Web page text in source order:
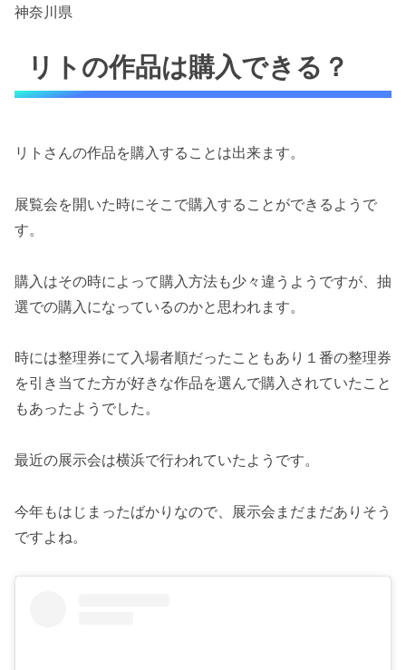
神奈川県
リトの作品は購入できる？
リトさんの作品を購入することは出来ます。
展覧会を開いた時にそこで購入することができるようで
す。
購入はその時によって購入方法も少々違うようですが、抽
選での購入になっているのかと思われます。
時には整理券にて入場者順だったこともあり１番の整理券
を引き当てた方が好きな作品を選んで購入されていたこと
もあったようでした。
最近の展示会は横浜で行われていたようです。
今年もはじまったばかりなので、展示会まだまだありそう
ですよね。